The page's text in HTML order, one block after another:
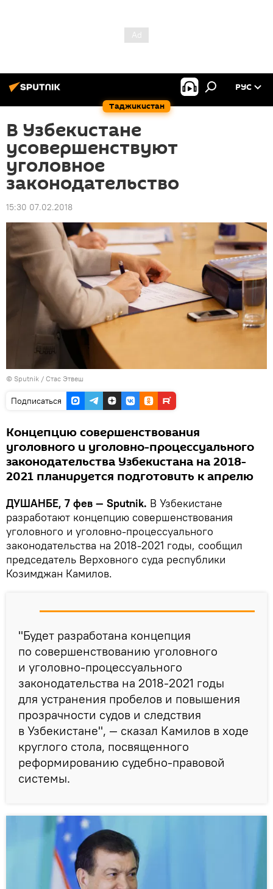
Таджикистан
РУС
В Узбекистане
усовершенствуют
уголовное
законодательство
15:30 07.02.2018
© Sputnik / Стас Этвеш
Подписаться
Концепцию совершенствования
уголовного и уголовно-процессуального
законодательства Узбекистана на 2018-
2021 планируется подготовить к апрелю
ДУШАНБЕ, 7 фев — Sputnik. В Узбекистане
разработают концепцию совершенствования
уголовного и уголовно-процессуального
законодательства на 2018-2021 годы, сообщил
председатель Верховного суда республики
Козимджан Камилов.
"Будет разработана концепция
по совершенствованию уголовного
и уголовно-процессуального
законодательства на 2018-2021 годы
для устранения пробелов и повышения
прозрачности судов и следствия
в Узбекистане", — сказал Камилов в ходе
круглого стола, посвященного
реформированию судебно-правовой
системы.